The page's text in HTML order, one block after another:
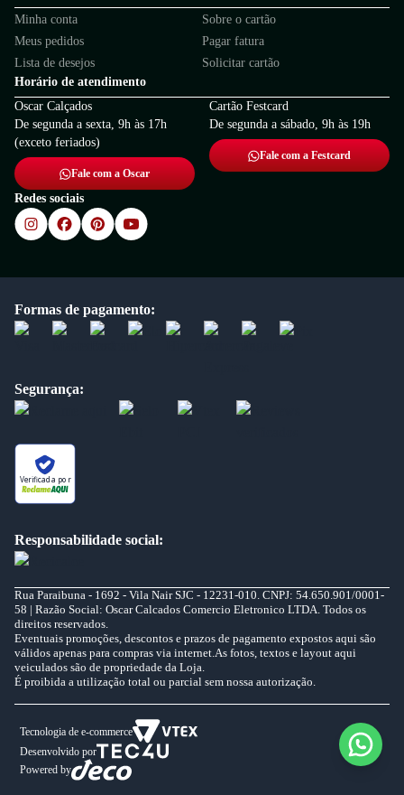
Minha conta
Meus pedidos
Lista de desejos
Sobre o cartão
Pagar fatura
Solicitar cartão
Horário de atendimento
Oscar Calçados
De segunda a sexta, 9h às 17h
(exceto feriados)
Fale com a Oscar
Cartão Festcard
De segunda a sábado, 9h às 19h
Fale com a Festcard
Redes sociais
Formas de pagamento:
Segurança:
Verificada por
Responsabilidade social:
Rua Paraibuna - 1692 - Vila Nair SJC - 12231-010. CNPJ: 54.650.901/0001-
58 | Razão Social: Oscar Calcados Comercio Eletronico LTDA. Todos os
direitos reservados.
Eventuais promoções, descontos e prazos de pagamento expostos aqui são
válidos apenas para compras via internet.As fotos, textos e layout aqui
veiculados são de propriedade da Loja.
É proibida a utilização total ou parcial sem nossa autorização.
Tecnologia de e-commerce
Desenvolvido por
Powered by